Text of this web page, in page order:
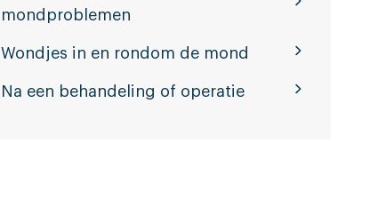
mondproblemen
Wondjes in en rondom de mond
Na een behandeling of operatie